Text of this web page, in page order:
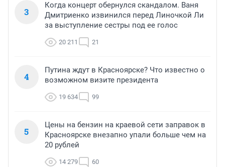
3
Когда концерт обернулся скандалом. Ваня
Дмитриенко извинился перед Линочкой Ли
за выступление сестры под ее голос
20 211 21
4
Путина ждут в Красноярске? Что известно о
возможном визите президента
19 634 99
5
Цены на бензин на краевой сети заправок в
Красноярске внезапно упали больше чем на
20 рублей
14 279 60